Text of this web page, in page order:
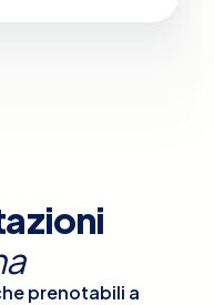
prenotabili a